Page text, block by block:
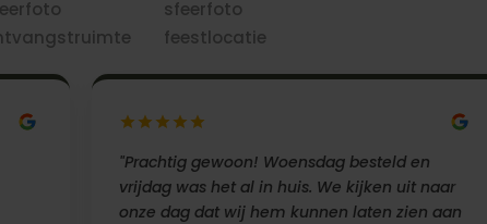
"Prachtig gewoon! Woensdag besteld en
vrijdag was het al in huis. We kijken uit naar
onze dag dat wij hem kunnen laten zien aan